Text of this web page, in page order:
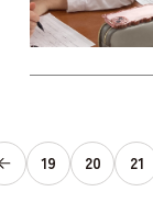
19 20 21